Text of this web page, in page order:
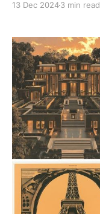
13 Dec 20243 min read